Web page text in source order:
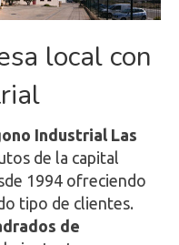
local con
Industrial Las
de la capital
1994 ofreciendo
tipo de clientes.
de